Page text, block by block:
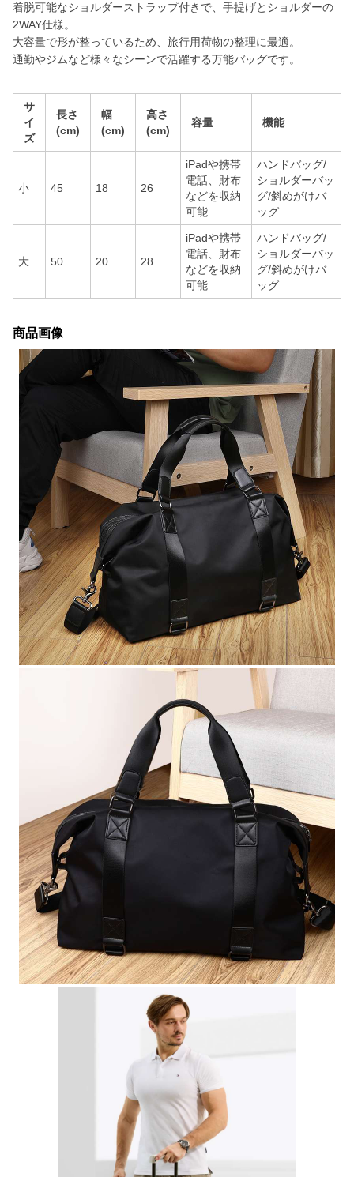
着脱可能なショルダーストラップ付きで、手提げとショルダーの
2WAY仕様。
大容量で形が整っているため、旅行用荷物の整理に最適。
通勤やジムなど様々なシーンで活躍する万能バッグです。
サ
イ
ズ
長さ
(cm)
幅
(cm)
高さ
(cm)
容量 機能
小 45 18 26
iPadや携帯
電話、財布
などを収納
可能
ハンドバッグ/
ショルダーバッ
グ/斜めがけバ
ッグ
大 50 20 28
iPadや携帯
電話、財布
などを収納
可能
ハンドバッグ/
ショルダーバッ
グ/斜めがけバ
ッグ
商品画像